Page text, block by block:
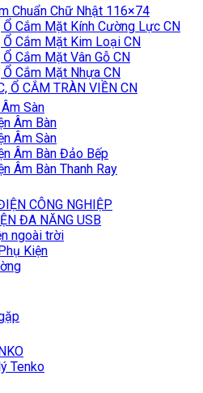
Chuẩn Chữ Nhật 116×74
Ổ Cắm Mặt Kính Cường Lực CN
Ổ Cắm Mặt Kim Loại CN
Cắm Mặt Vân Gỗ CN
Ổ Cắm Mặt Nhựa CN
Ổ CẮM TRÀN VIỀN CN
Sàn
Âm Bàn
Âm Sàn
Âm Bàn Đảo Bếp
Âm Bàn Thanh Ray
CÔNG NGHIỆP
ĐA NĂNG USB
ngoài trời
Kiện
Tenko